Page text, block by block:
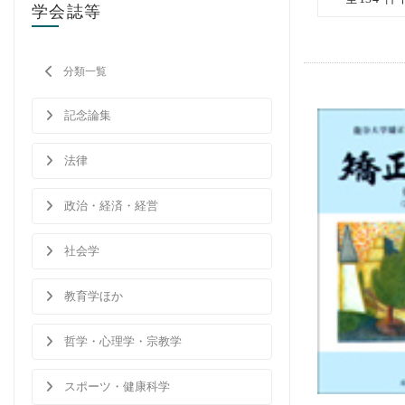
学会誌等
分類一覧
記念論集
法律
政治・経済・経営
社会学
教育学ほか
哲学・心理学・宗教学
スポーツ・健康科学